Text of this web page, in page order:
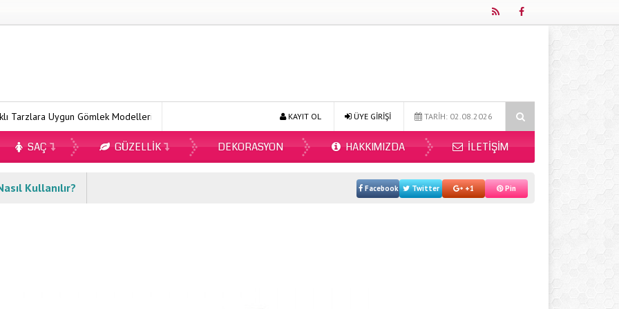
Uygun Gömlek Modelleri Ecopirin Reçetesiz Alınır Mı 2026? Online Diyetisyen ile Sağlıklı Beslenmenin Yeni Adresi: Fitdiyet.net
TARİH: 02.08.2026
ÜYE GİRİŞİ
KAYIT OL
SAÇ GÜZELLIK DEKORASYON HAKKIMIZDA İLETIŞIM
Kullanılır? Facebook Twitter +1 Pin